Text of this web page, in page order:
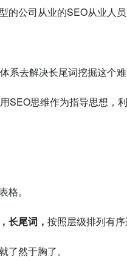
公司从业的SEO从业人
去解决长尾词挖掘这个难
思维作为指导思想，
。
长尾词， 按照层级排列有序
然于胸了。